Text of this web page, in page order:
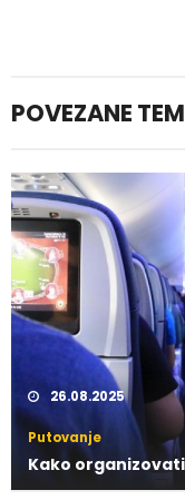
POVEZANE
26.08.2025
Putovanje
Kako